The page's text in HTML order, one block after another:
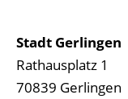
Stadt Gerlingen
Rathausplatz 1
70839 Gerlingen